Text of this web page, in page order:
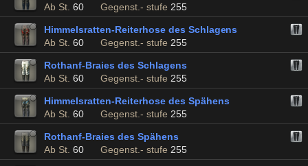
Ab St. 60 Gegenst.- stufe 255
Himmelsratten-Reiterhose des Schlagens
Ab St. 60 Gegenst.- stufe 255
Rothanf-Braies des Schlagens
Ab St. 60 Gegenst.- stufe 255
Himmelsratten-Reiterhose des Spähens
Ab St. 60 Gegenst.- stufe 255
Rothanf-Braies des Spähens
Ab St. 60 Gegenst.- stufe 255